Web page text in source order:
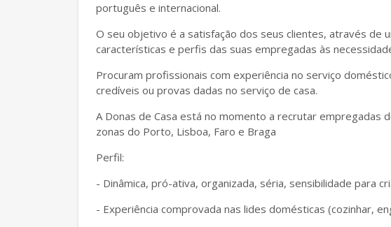
português e internacional.
O seu objetivo é a satisfação dos seus clientes, através de
características e perfis das suas empregadas às
Procuram profissionais com experiência no serviço
credíveis ou provas dadas no serviço de casa.
A Donas de Casa está no momento a recrutar empregadas
zonas do Porto, Lisboa, Faro e Braga
Perfil:
- Dinâmica, pró-ativa, organizada, séria, sensibilidade para
- Experiência comprovada nas lides domésticas (cozinhar,